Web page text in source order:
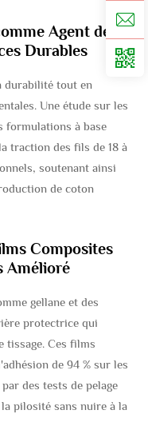
Agent de
Durables
durabilité tout en
Une étude sur les
formulations à base
traction des fils de 18 à
soutenant ainsi
de coton
Composites
Amélioré
gellane et des
protectrice qui
tissage. Ces films
de 94 % sur les
des tests de pelage
pilosité sans nuire à la